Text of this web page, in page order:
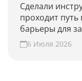
Сделали
проходит путь
барьеры для
предлагает
Проверьте
6 Июля 2026